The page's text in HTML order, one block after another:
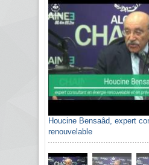
Houcine Bensaâd, expert
renouvelable
Sami Agli, président de la
algérienne du patronat